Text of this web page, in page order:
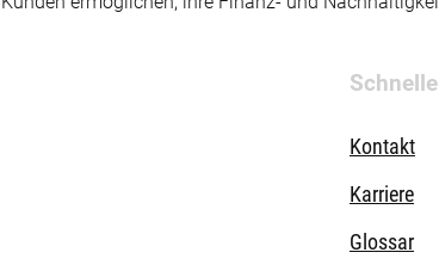
Kontakt
Karriere
Glossar